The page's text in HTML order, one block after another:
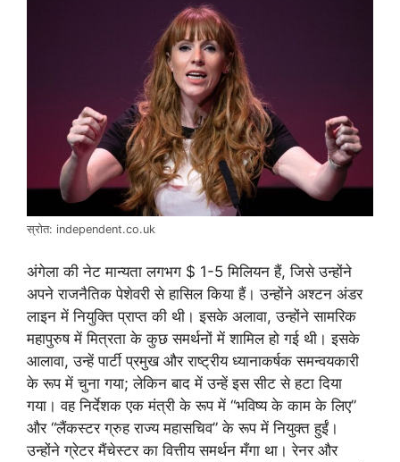
स्रोत: independent.co.uk
अंगेला की नेट मान्यता लगभग $ 1-5 मिलियन हैं, जिसे उन्होंने
अपने राजनैतिक पेशेवरी से हासिल किया हैं। उन्होंने अश्टन अंडर
लाइन में नियुक्ति प्राप्त की थी। इसके अलावा, उन्होंने सामरिक
महापुरुष में मित्रता के कुछ समर्थनों में शामिल हो गई थी। इसके
आलावा, उन्हें पार्टी प्रमुख और राष्ट्रीय ध्यानाकर्षक समन्वयकारी
के रूप में चुना गया; लेकिन बाद में उन्हें इस सीट से हटा दिया
गया। वह निर्देशक एक मंत्री के रूप में “भविष्य के काम के लिए”
और “लैंकस्टर ग्रुह राज्य महासचिव” के रूप में नियुक्त हुईं।
उन्होंने ग्रेटर मैंचेस्टर का वित्तीय समर्थन मँगा था। रेनर और